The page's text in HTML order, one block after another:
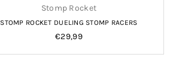
Stomp Rocket
STOMP ROCKET DUELING STOMP RACERS
Normale
€29,99